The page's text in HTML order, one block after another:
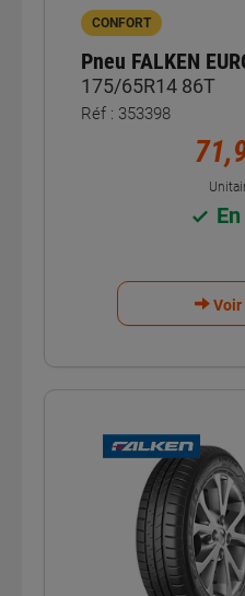
CONFORT
Pneu FALKEN
175/65R14 86T
Réf : 353398
Voir